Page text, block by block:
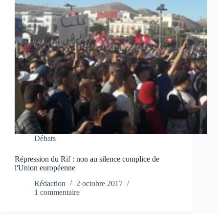
Débats
Répression du Rif : non au silence complice de
l'Union européenne
Rédaction
2 octobre 2017
1 commentaire